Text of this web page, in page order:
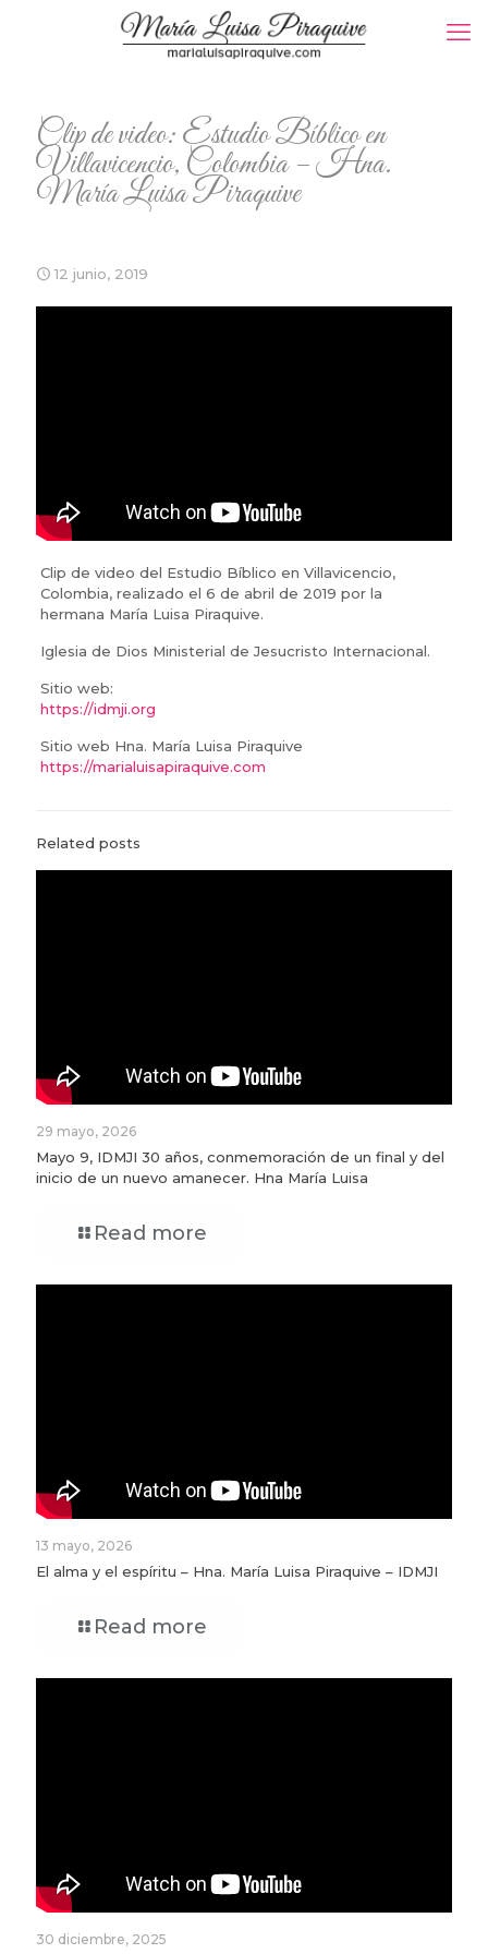
Clip de video: Estudio Bíblico en
Villavicencio, Colombia – Hna.
María Luisa Piraquive
12 junio, 2019
Clip de video del Estudio Bíblico en Villavicencio,
Colombia, realizado el 6 de abril de 2019 por la
hermana María Luisa Piraquive.
Iglesia de Dios Ministerial de Jesucristo Internacional.
Sitio web:
https://idmji.org
Sitio web Hna. María Luisa Piraquive
https://marialuisapiraquive.com
Related posts
29 mayo, 2026
Mayo 9, IDMJI 30 años, conmemoración de un final y del
inicio de un nuevo amanecer. Hna María Luisa
Read more
13 mayo, 2026
El alma y el espíritu – Hna. María Luisa Piraquive – IDMJI
Read more
30 diciembre, 2025